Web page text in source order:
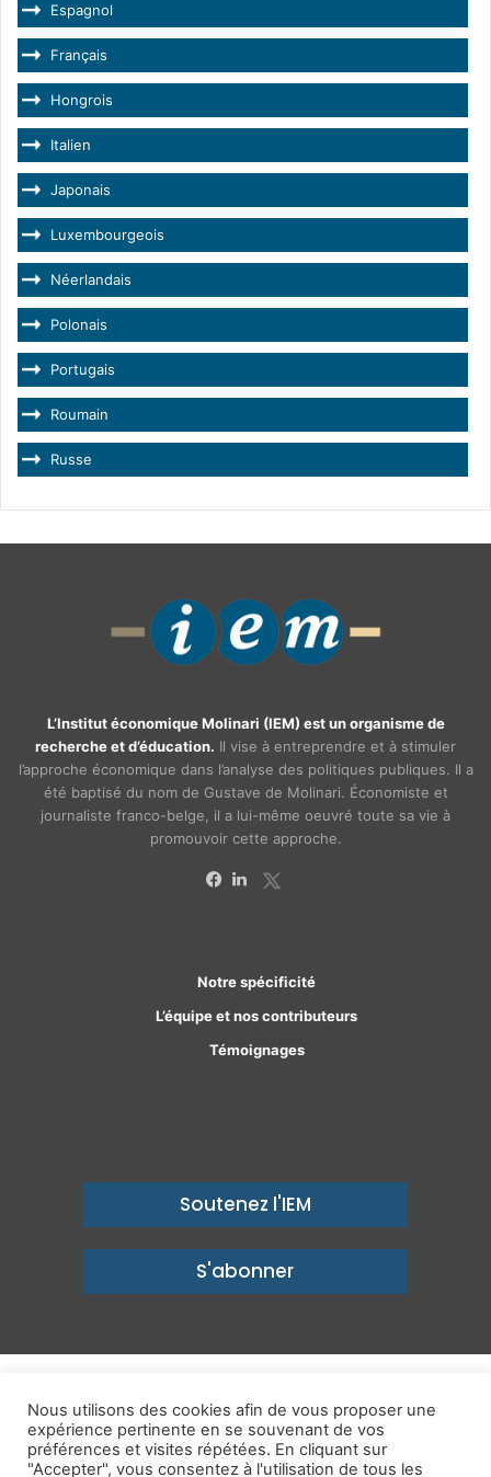
Espagnol
Français
Hongrois
Italien
Japonais
Luxembourgeois
Néerlandais
Polonais
Portugais
Roumain
Russe
L’Institut économique Molinari (IEM) est un organisme de
recherche et d’éducation. Il vise à entreprendre et à stimuler
l’approche économique dans l’analyse des politiques publiques. Il a
été baptisé du nom de Gustave de Molinari. Économiste et
journaliste franco-belge, il a lui-même oeuvré toute sa vie à
promouvoir cette approche.
Notre spécificité
L’équipe et nos contributeurs
Témoignages
Soutenez l'IEM
S'abonner
un avenir prospère
Mentions légales-Politique de confidentialité-Contact
Nous utilisons des cookies afin de vous proposer une
expérience pertinente en se souvenant de vos
préférences et visites répétées. En cliquant sur
"Accepter", vous consentez à l'utilisation de tous les